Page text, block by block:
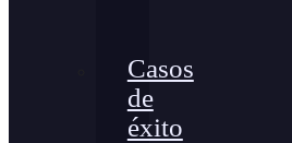
Casos
de
éxito